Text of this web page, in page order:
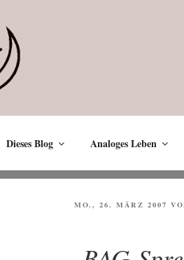
Dieses Blog Analoges Leben
VERÖFFENTLICHT
MO., 26. MÄRZ 2007